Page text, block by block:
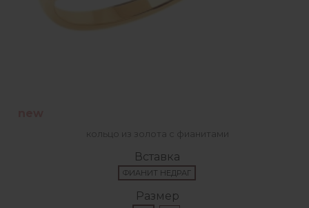
кольцо из золота с фианитами
Вставка
ФИАНИТ НЕДРАГ
Размер